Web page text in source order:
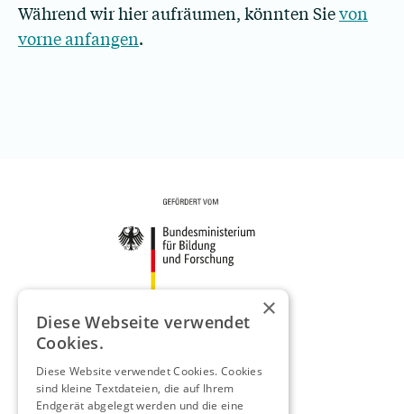
Während wir hier aufräumen, könnten Sievon
vorne anfangen.
×
Diese Webseite verwendet
Cookies.
Diese Website verwendet Cookies. Cookies
sind kleine Textdateien, die auf Ihrem
Endgerät abgelegt werden und die eine